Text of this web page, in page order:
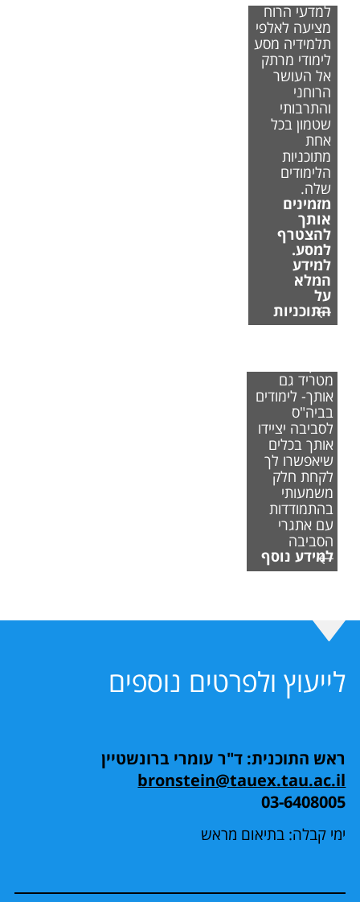
למדעי הרוח
מציעה לאלפי
תלמידיה מסע
לימודי מרתק
אל העושר
הרוחני
והתרבותי
שטמון בכל
אחת
מתוכניות
הלימודים
שלה.
מזמינים
אותך
להצטרף
למסע.
למידע
המלא
על
התוכניות
מטריד גם
אותך- לימודים
בביה"ס
לסביבה יציידו
אותך בכלים
שיאפשרו לך
לקחת חלק
משמעותי
בהתמודדות
עם אתגרי
הסביבה
למידע נוסף
לייעוץ ולפרטים נוספים
ראש התוכנית: ד"ר עומרי ברונשטיין
bronstein@tauex.tau.ac.il
03-6408005
ימי קבלה: בתיאום מראש